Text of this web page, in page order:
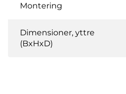
Montering
Dimensioner, yttre
(BxHxD)